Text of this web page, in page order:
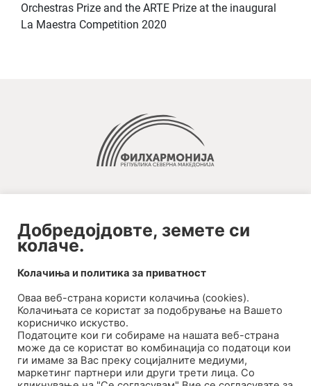
Orchestras Prize and the ARTE Prize at the inaugural
La Maestra Competition 2020
Filharmonija
Добредојдовте, земете си
колаче.
Колачиња и политика за приватност
Оваа веб-странa користи колачиња (cookies).
Колачињата се користат за подобрување на Вашето
корисничко искуство.
Податоците кои ги собираме на нашата веб-страна
може да се користат во комбинација со податоци кои
ги имаме за Вас преку социјалните медиуми,
маркетинг партнери или други трети лица. Со